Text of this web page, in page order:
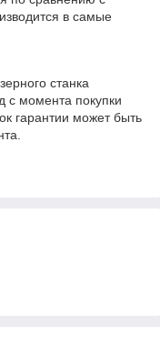
в самые
станка
с момента покупки
гарантии может быть